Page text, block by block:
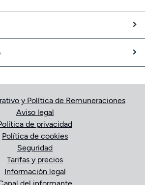
y Política de Remuneraciones
Aviso legal
de privacidad
Política de cookies
Seguridad
Tarifas y precios
Información legal
del informante